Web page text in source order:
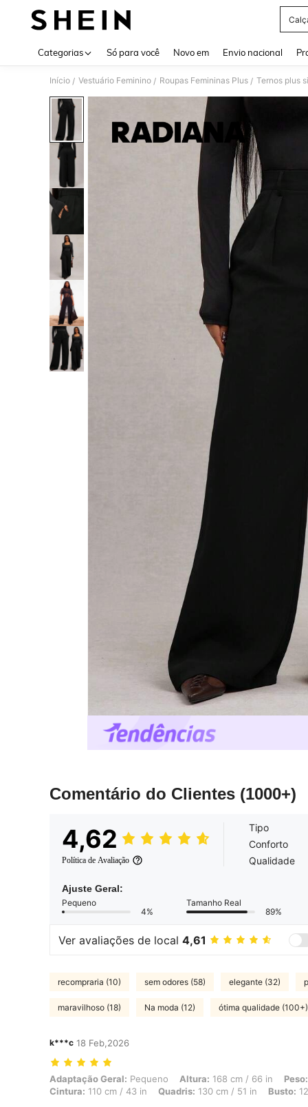
Categorias Só para você Novo em Envio nacional
Início / Vestuário Feminino / Roupas Femininas Plus / Ternos plus
Comentário do Clientes (1000+)
4,62
Política de Avaliação
Tipo
Conforto
Qualidade
Ajuste Geral:
Pequeno
4%
Tamanho Real
89%
Ver avaliações de local 4,61
recompraria (10) sem odores (58) elegante (32)
maravilhoso (18) Na moda (12) ótima qualidade (100+)
k***c 18 Feb,2026
Adaptação Geral: Pequeno, Altura: 168 cm / 66 in, Peso: 110 kg /
Adaptação Geral: Pequeno Altura: 168 cm / 66 in Peso:
Cintura: 110 cm / 43 in Quadris: 130 cm / 51 in Busto: